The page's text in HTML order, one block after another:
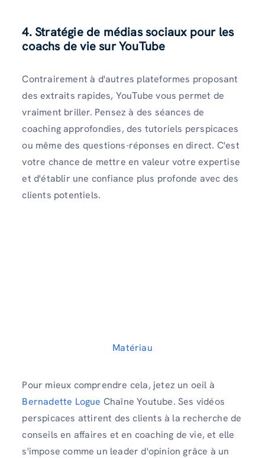
4. Stratégie de médias sociaux pour les
coachs de vie sur YouTube
Contrairement à d'autres plateformes proposant
des extraits rapides, YouTube vous permet de
vraiment briller. Pensez à des séances de
coaching approfondies, des tutoriels perspicaces
ou même des questions-réponses en direct. C'est
votre chance de mettre en valeur votre expertise
et d'établir une confiance plus profonde avec des
clients potentiels.
Matériau
Pour mieux comprendre cela, jetez un oeil à
Bernadette Logue Chaîne Youtube. Ses vidéos
perspicaces attirent des clients à la recherche de
conseils en affaires et en coaching de vie, et elle
s'impose comme un leader d'opinion grâce à un